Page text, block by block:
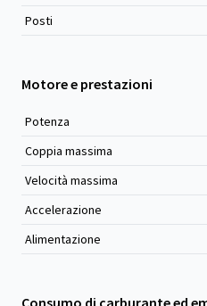
Posti
Motore e prestazioni
Potenza
Coppia massima
Velocità massima
Accelerazione
Alimentazione
Consumo di carburante ed